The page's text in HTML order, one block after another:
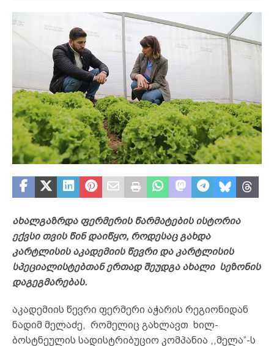
ახალგაზრდა ფერმერის წარმატების ისტორია
ექვსი თვის წინ დაიწყო, როდესაც გახდა
კარტლისის აკადემიის წევრი და კარტლისის
სპეციალისტებთან ერთად შეუდგა ახალი სეზონის
დაგეგმარებას.
აკადემიის წევრი ფერმერი აჭარის რეგიონიდან
ნადიმ მელაძე, რომელიც გახლავთ ხილ-
ბოსტნეულის სადისტრიბუციო კომპანია ,,მელა“-ს